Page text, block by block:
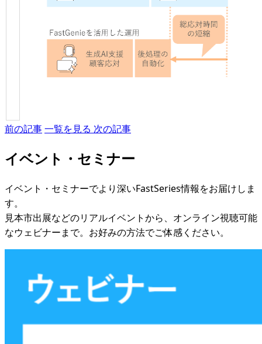
前の記事一覧を見る 次の記事
イベント・セミナー
イベント・セミナーでより深いFastSeries情報をお届けしま
す。
見本市出展などのリアルイベントから、オンライン視聴可能
なウェビナーまで。お好みの方法でご体感ください。